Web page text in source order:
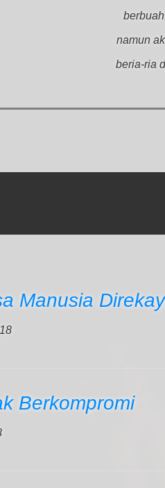
namun
beria-ria
Manusia
Berkompromi